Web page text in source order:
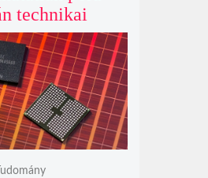
technikai
súlyos
jövő űrhajósait